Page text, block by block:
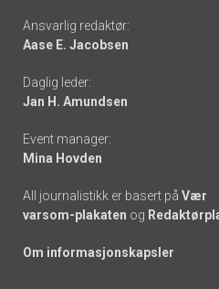
Footer
-
links
Ansvarlig redaktør:
Aase E. Jacobsen
Daglig leder:
Jan H. Amundsen
Event manager:
Mina Hovden
All journalistikk er basert på Vær
varsom-plakaten og
Om informasjonskapsler